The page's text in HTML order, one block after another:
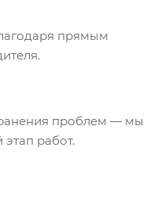
прямым
проблем — мы
работ.